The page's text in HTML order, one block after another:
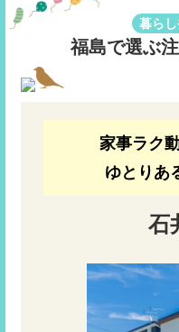
暮らし
福島で選ぶ
家事ラク
ゆとりあ
石